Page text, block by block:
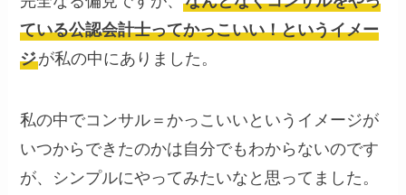
ている公認会計士ってかっこいい！というイメー
ジが私の中にありました。
私の中でコンサル＝かっこいいというイメージが
いつからできたのかは自分でもわからないのです
が、シンプルにやってみたいなと思ってました。